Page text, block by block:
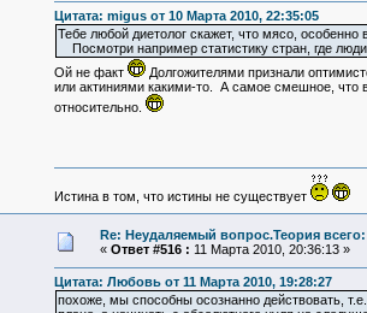
Цитата: migus от 10 Марта 2010, 22:35:05
Тебе любой диетолог скажет, что мясо,
Посмотри например статистику стран, где люди
Ой не факт
Долгожителями признали
или актиниями какими-то. А самое смешное, что
относительно.
Истина в том, что истины не существует
Re: Неудаляемый вопрос.Теория
« Ответ #516 : 11 Марта 2010, 20:36:13 »
Цитата: Любовь от 11 Марта 2010, 19:28:27
похоже, мы способны осознанно действовать,